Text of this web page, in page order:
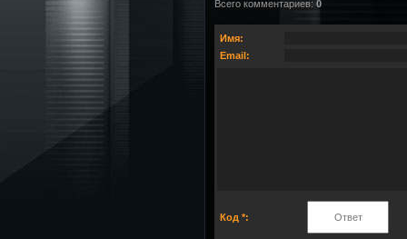
Всего комментариев: 0
Имя:
Email:
Код *: